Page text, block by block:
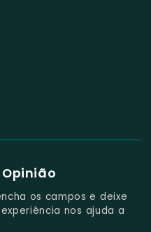
Opinião
os campos e deixe
nos ajuda a